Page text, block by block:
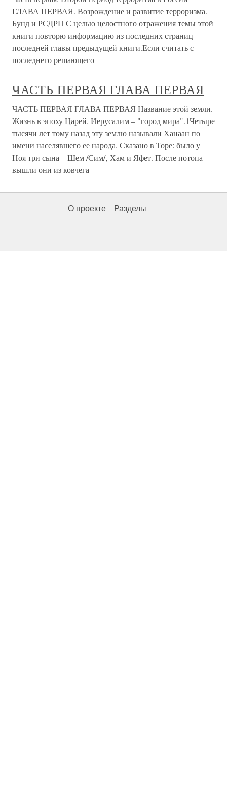
ГЛАВА ПЕРВАЯ. Возрождение и развитие терроризма.
Бунд и РСДРП С целью целостного отражения темы этой
книги повторю информацию из последних страниц
последней главы предыдущей книги.Если считать с
последнего решающего
ЧАСТЬ ПЕРВАЯ ГЛАВА ПЕРВАЯ
ЧАСТЬ ПЕРВАЯ ГЛАВА ПЕРВАЯ Название этой земли.
Жизнь в эпоху Царей. Иерусалим – "город мира".1Четыре
тысячи лет тому назад эту землю называли Ханаан по
имени населявшего ее народа. Сказано в Торе: было у
Ноя три сына – Шем /Сим/‚ Хам и Яфет. После потопа
вышли они из ковчега
О проекте Разделы